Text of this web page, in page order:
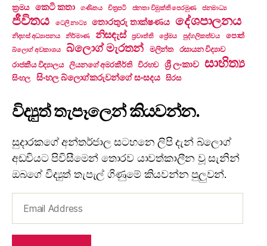
ක්‍රමය කෙටි කතා ගණිතය චිත්‍රපටි ජනතා විමුක්ති පෙරමුණ ජනමාධ්‍ය
ජීවිතය ටෙලි නාට්‍ය තොරතුරු තාක්ෂණය දේශපාලනය
නිදහස් අධ්‍යාපනය නිර්මාණ නිසඳැස් ප්‍රවෘත්ති ප්‍රේමය පුද්ගලිකත්වය පොත්
බ්ලොග් අවකාශය බ්ලොග් මැරතන් මලින්ත
රසායන විද්‍යාව
රාජකීය විද්‍යාලය
ලියනගේ අමරකීර්ති විරහව ශ්‍රී ලංකාව සාහිත්‍ය
සිංහල සිංහල බ්ලොග්කරුවන්ගේ සංසදය සිරස
විද්‍යුත් තැපෑලෙන් කියවන්න.
සුදාරකගේ අන්තර්ජාල සටහනෙ ලිපි දැන් බ්ලොග්
අඩවියට පිවිසීමෙන් තොරව යාවත්කාලීන වූ සැනින්
ඔබගේ විද්‍යුත් තැපැල් ගිණුමේ කියවන්න පුලුවන්.
Address